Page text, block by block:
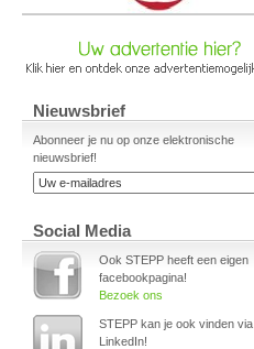
Nieuwsbrief
Abonneer je nu op onze elektronische
nieuwsbrief!
Social Media
Ook STEPP heeft een eigen
facebookpagina!
Bezoek ons
STEPP kan je ook vinden via
LinkedIn!